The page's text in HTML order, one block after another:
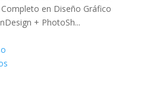
en Diseño Gráfico
+ PhotoSh...